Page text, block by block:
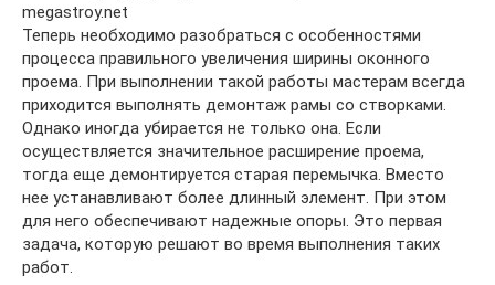
megastroy.net
Теперь необходимо разобраться с особенностями
процесса правильного увеличения ширины оконного
проема. При выполнении такой работы мастерам всегда
приходится выполнять демонтаж рамы со створками.
Однако иногда убирается не только она. Если
осуществляется значительное расширение проема,
тогда еще демонтируется старая перемычка. Вместо
нее устанавливают более длинный элемент. При этом
для него обеспечивают надежные опоры. Это первая
задача, которую решают во время выполнения таких
работ.